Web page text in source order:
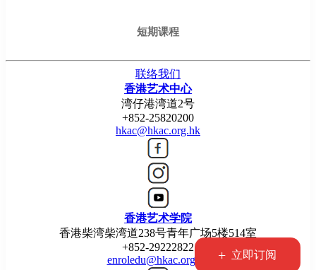
+ 立即订阅
短期课程
联络我们
香港艺术中心
湾仔港湾道2号
+852-25820200
hkac@hkac.org.hk
香港艺术学院
香港柴湾柴湾道238号青年广场5楼514室
+852-29222822
enroledu@hkac.org.hk